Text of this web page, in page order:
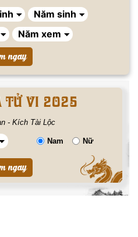
TỬ VI 2025
- Kích Tài Lộc
Nam Nữ